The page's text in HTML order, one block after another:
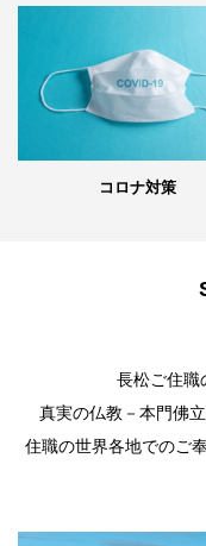
コロナ対策
長松ご住職
真実の仏教－本門佛
住職の世界各地でのご